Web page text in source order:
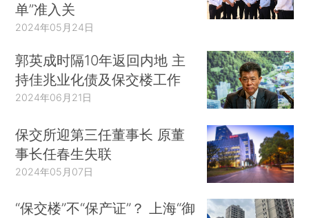
单”准入关
2024年05月24日
郭英成时隔10年返回内地 主
持佳兆业化债及保交楼工作
2024年06月21日
保交所迎第三任董事长 原董
事长任春生失联
2024年05月07日
“保交楼”不“保产证”？ 上海“御